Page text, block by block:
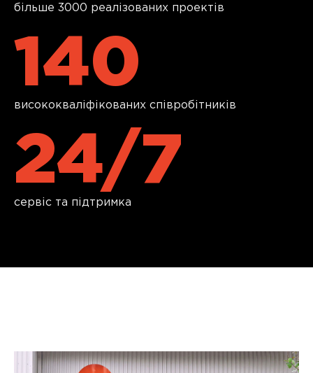
більше 3000 реалізованих проектів
140
висококваліфікованих співробітників
24/7
сервіс та підтримка